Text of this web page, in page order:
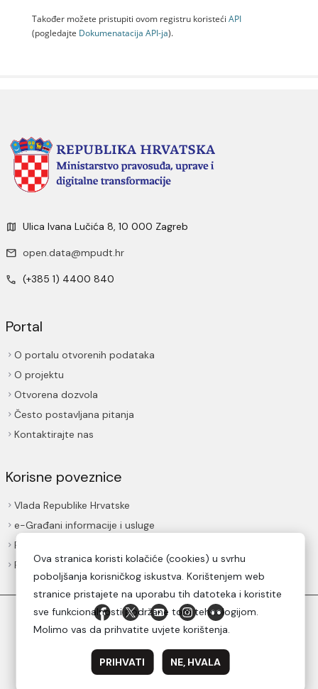
Također možete pristupiti ovom registru koristeći API
(pogledajte Dokumenаtаcijа API-jа).